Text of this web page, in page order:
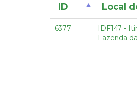
ID Local
6377
IDF147 -
Fazenda